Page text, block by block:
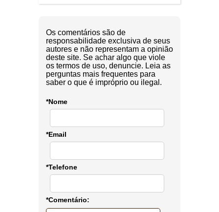
Os comentários são de
responsabilidade exclusiva de seus
autores e não representam a opinião
deste site. Se achar algo que viole
os termos de uso, denuncie. Leia as
perguntas mais frequentes para
saber o que é impróprio ou ilegal.
*Nome
*Email
*Telefone
*Comentário: